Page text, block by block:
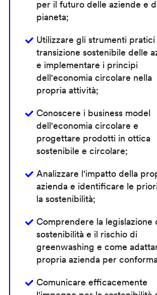
per il futuro delle aziende e
pianeta;
Utilizzare gli strumenti
transizione sostenibile delle
e implementare i principi
dell'economia circolare nella
propria attività;
Conoscere i business model
dell'economia circolare e
progettare prodotti in ottica
sostenibile e circolare;
Analizzare l'impatto della
azienda e identificare le
la sostenibilità;
Comprendere la legislazione
sostenibilità e il rischio di
greenwashing e come
propria azienda per
Comunicare efficacemente